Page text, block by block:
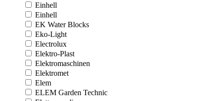
Einhell
Einhell
EK Water Blocks
Eko-Light
Electrolux
Elektro-Plast
Elektromaschinen
Elektromet
Elem
ELEM Garden Technic